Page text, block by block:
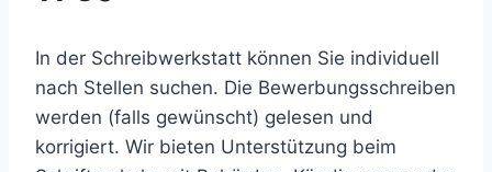
In der Schreibwerkstatt können Sie individuell
nach Stellen suchen. Die Bewerbungsschreiben
werden (falls gewünscht) gelesen und
korrigiert. Wir bieten Unterstützung beim